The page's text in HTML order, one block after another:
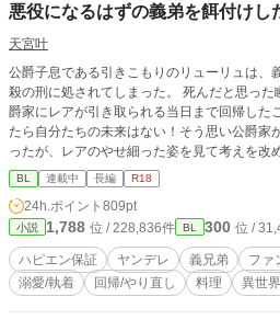
悪役になるはずの義弟を餌付けし
天宮叶
公爵子息である引きこもりのリューリュは、
殺の刑に処されてしまった。 死んだと思っ
爵家にレアが引き取られる当日まで回帰した
たら自分たちの未来はない！そう思い公爵家
ったが、レアのやせ細った姿を見て考えを改
になる前なのだから、自分が真っ当に育てて
リュは、引きこもりから脱却しレアのお世話
いつの間にやらレアに溺愛されるようになっていて── 愛に飢えて
義弟 × 過去のせいで引きこもりになった料理好き義兄 の破滅ルート
溺愛の話しです。 ※ハピエン保証。攻めは基本ヤンデレですがお互いに好きな
のでただの愛が重い人でおさまってます。 ※
ではないです。 人気BL最高1位 hotランキング最高17位 ありがとうございます
BL 連載中 長編 R18
24h.ポイント 809pt
小説 1,788 位 / 228,836件 BL 300 位 /
ハピエン保証 ヤンデレ 義兄弟 ファ
溺愛/執着
回帰/やり直し 料理 異世界